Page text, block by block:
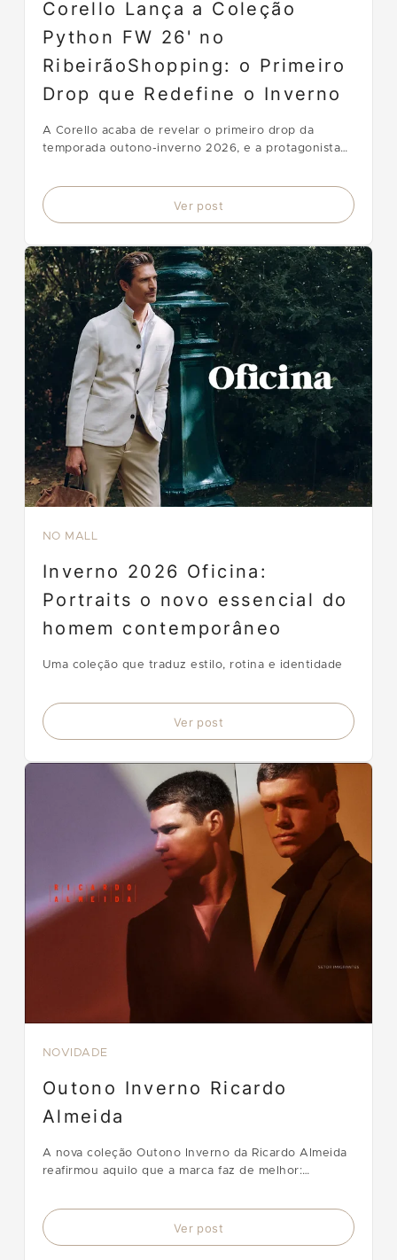
Corello Lança a Coleção
Python FW 26' no
RibeirãoShopping: o Primeiro
Drop que Redefine o Inverno
A Corello acaba de revelar o primeiro drop da
temporada outono-inverno 2026, e a protagonista
de estampa de cobra que transforma cada peça em
manifesto de esti
Ver post
NO MALL
Inverno 2026 Oficina:
Portraits o novo essencial do
homem contemporâneo
Uma coleção que traduz estilo, rotina e identidade
Ver post
NOVIDADE
Outono Inverno Ricardo
Almeida
A nova coleção Outono Inverno da Ricardo Almeida
reafirmou aquilo que a marca faz de melhor:
homem contemporâneo.Ver post